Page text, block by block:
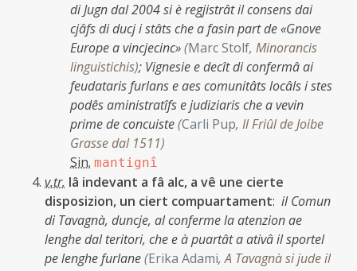
di Jugn dal 2004 si è regjistrât il consens dai
cjâfs di ducj i stâts che a fasin part de «Gnove
Europe a vincjecinc»(Marc Stolf, Minorancis
linguistichis); Vignesie e decît di confermâ ai
feudataris furlans e aes comunitâts locâls i stes
podês aministratîfs e judiziaris che a vevin
prime de concuiste(Carli Pup, Il Friûl de Joibe
Grasse dal 1511)
Sin. mantignî
v.tr. lâ indevant a fâ alc, a vê une cierte
disposizion, un ciert compuartament: il Comun
di Tavagnà, duncje, al conferme la atenzion ae
lenghe dal teritori, che e à puartât a ativâ il sportel
pe lenghe furlane(Erika Adami,A Tavagnà si jude il